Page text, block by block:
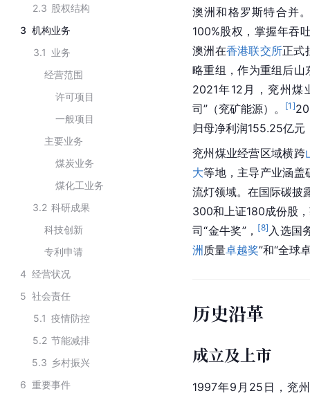
2.3 股权结构
3 机构业务
3.1 业务
经营范围
许可项目
一般项目
主要业务
煤炭业务
煤化工业务
3.2 科研成果
科技创新
专利申请
4 经营状况
5 社会责任
5.1 疫情防控
5.2 节能减排
5.3 乡村振兴
6 重要事件
澳洲和格罗斯特合并
100%股权，掌握年吞
澳洲在香港联交所正式
略重组，作为重组后
2021年12月，兖州煤
司”（兖矿能源）。
[1 ]
归母净利润155.25亿
兖州煤业经营区域横跨
大等地，主导产业涵盖
流灯领域。在国际碳披
300和上证180成份股
司“金牛奖”， [8] 入选国
洲质量卓越奖”和“全球
历史沿革
成立及上市
1997年9月25日，兖